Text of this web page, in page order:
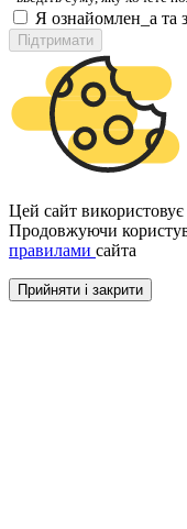
Я ознайомлен_а та
Підтримати
Цей сайт
Продовжуючи
правилами сайта
Прийняти і закрити